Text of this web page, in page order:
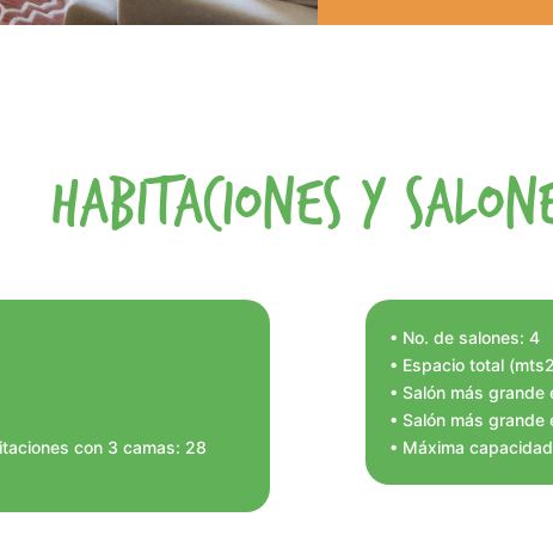
Habitaciones y
con 3 camas: 28
• No. de salones: 4
• Espacio total
• Salón más
• Salón más
• Máxima